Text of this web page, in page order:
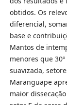
obtidos. Os
diferencial,
base e
Mantos de
menores que
suavizada,
Maranguape
maior